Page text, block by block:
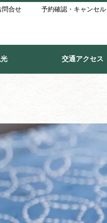
問合せ 予約確認・キャンセル
交通アクセス